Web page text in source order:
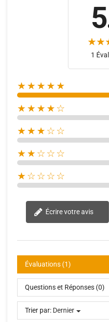
1
★★★★★
★★★★☆
★★★☆☆
★★☆☆☆
★☆☆☆☆
Écrire votre avis
Évaluations (1)
Questions et Réponses (0)
Trier par: Dernier